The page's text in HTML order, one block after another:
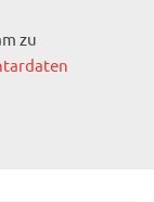
zu